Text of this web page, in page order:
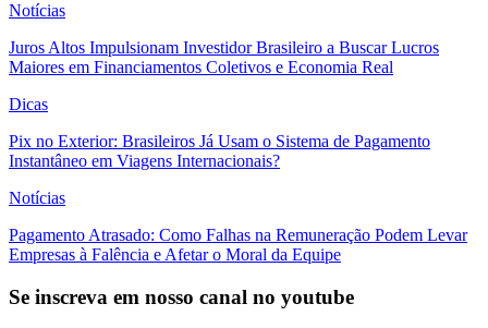
Notícias
Juros Altos Impulsionam Investidor Brasileiro a Buscar Lucros
Maiores em Financiamentos Coletivos e Economia Real
Dicas
Pix no Exterior: Brasileiros Já Usam o Sistema de Pagamento
Instantâneo em Viagens Internacionais?
Notícias
Pagamento Atrasado: Como Falhas na Remuneração Podem Levar
Empresas à Falência e Afetar o Moral da Equipe
Se inscreva em nosso canal no youtube